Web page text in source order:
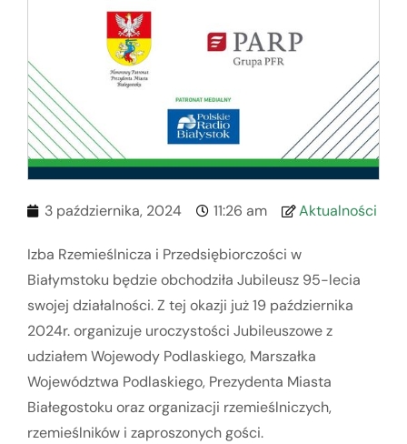
3 października, 2024 11:26 am Aktualności
Izba Rzemieślnicza i Przedsiębiorczości w
Białymstoku będzie obchodziła Jubileusz 95-lecia
swojej działalności. Z tej okazji już 19 października
2024r. organizuje uroczystości Jubileuszowe z
udziałem Wojewody Podlaskiego, Marszałka
Województwa Podlaskiego, Prezydenta Miasta
Białegostoku oraz organizacji rzemieślniczych,
rzemieślników i zaproszonych gości.